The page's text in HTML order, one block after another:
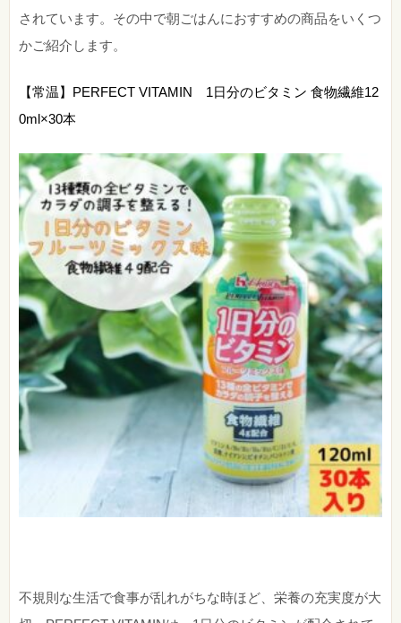
されています。その中で朝ごはんにおすすめの商品をいくつ
かご紹介します。
【常温】PERFECT VITAMIN 1日分のビタミン 食物繊維12
0ml×30本
不規則な生活で食事が乱れがちな時ほど、栄養の充実度が大